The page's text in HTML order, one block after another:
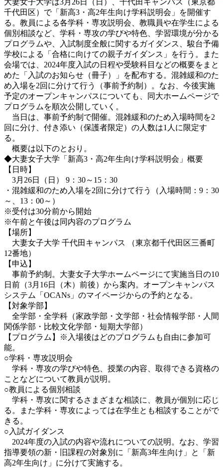
千代田区）で「新高3・高2年生向け学科説明会」を開催す
る。教員による各学科・専攻説明会、教職員や在学生による
個別相談など、学科・専攻の学びや特色、学習環境が分かる
プログラムや、入試制度全般に関するガイダンス、駿台予備
学校による「合格に向けての親子ガイダンス」を行う。また
会場では、2024年度入試の日程や受験科目などの概要をまと
めた「入試のお知らせ（冊子）」を配布する。混雑緩和のた
め入場を2回に分けて行う（事前予約制）。なお、今後実施
予定のオープンキャンパスについても、同大ホームページで
プログラムを順次公開していく。
当日は、事前予約制で開催。混雑緩和のため入場時間を2
回に分け、付き添い（保護者限定）の人数は1人に限定す
る。
概要は以下のとおり。
◆大妻女子大学「新高3・高2年生向け学科説明会」概要
【日時】
3月26日（日） 9：30～15：30
・混雑緩和のため入場を2回に分けて行う（入場時間：9：30
～、13：00～）
※受付は30分前から開始
※午前と午後は同内容のプログラム
【場所】
大妻女子大学 千代田キャンパス （東京都千代田区三番町
12番地）
【申込】
事前予約制。大妻女子大学ホームページにて実施当日の10
日前（3月16日（木）前後）から案内。オープンキャンパス
システム「OCANs」のマイページからの予約となる。
【対象学部】
全学部・全学科（家政学部・文学部・社会情報学部・人間
関係学部・比較文化学部・短期大学部）
【プログラム】※入場後はどのプログラムも自由に参加可
能。
○学科・専攻説明会
学科・専攻の学びや特色、授業の内容、取得できる資格の
ことなどについて教員が説明。
○教員による個別相談
学科・専攻に関するさまざまな相談に、教員が個別に応じ
る。また学科・専攻によっては在学生とも相談することがで
きる。
○入試ガイダンス
2024年度の入試の内容や流れについての説明。なお、学習
指導要領の新・旧課程の対象別に「新高3年生向け」と「新
高2年生向け」に分けて実施する。